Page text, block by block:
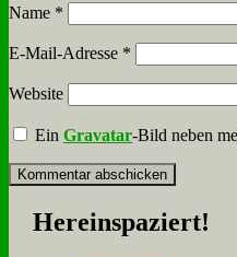
Name *
E-Mail-Adresse *
Website
EinGravatar-Bild neben
Her­ein­spa­ziert!